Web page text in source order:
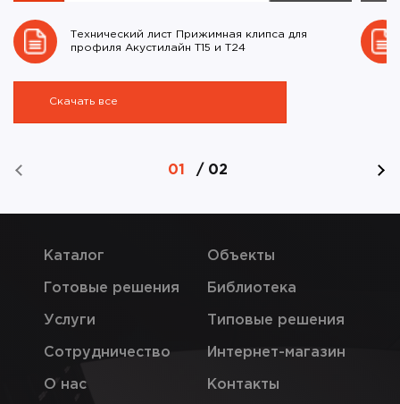
Технический лист Прижимная клипса для
профиля Акустилайн Т15 и Т24
Скачать все
01 / 02
Каталог
Готовые решения
Услуги
Сотрудничество
О нас
Объекты
Библиотека
Типовые решения
Интернет-магазин
Контакты